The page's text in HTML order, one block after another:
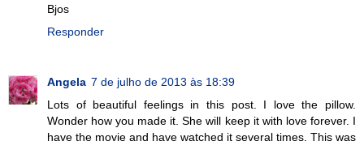
Bjos
Responder
Angela 7 de julho de 2013 às 18:39
Lots of beautiful feelings in this post. I love the pillow.
Wonder how you made it. She will keep it with love forever. I
have the movie and have watched it several times. This was